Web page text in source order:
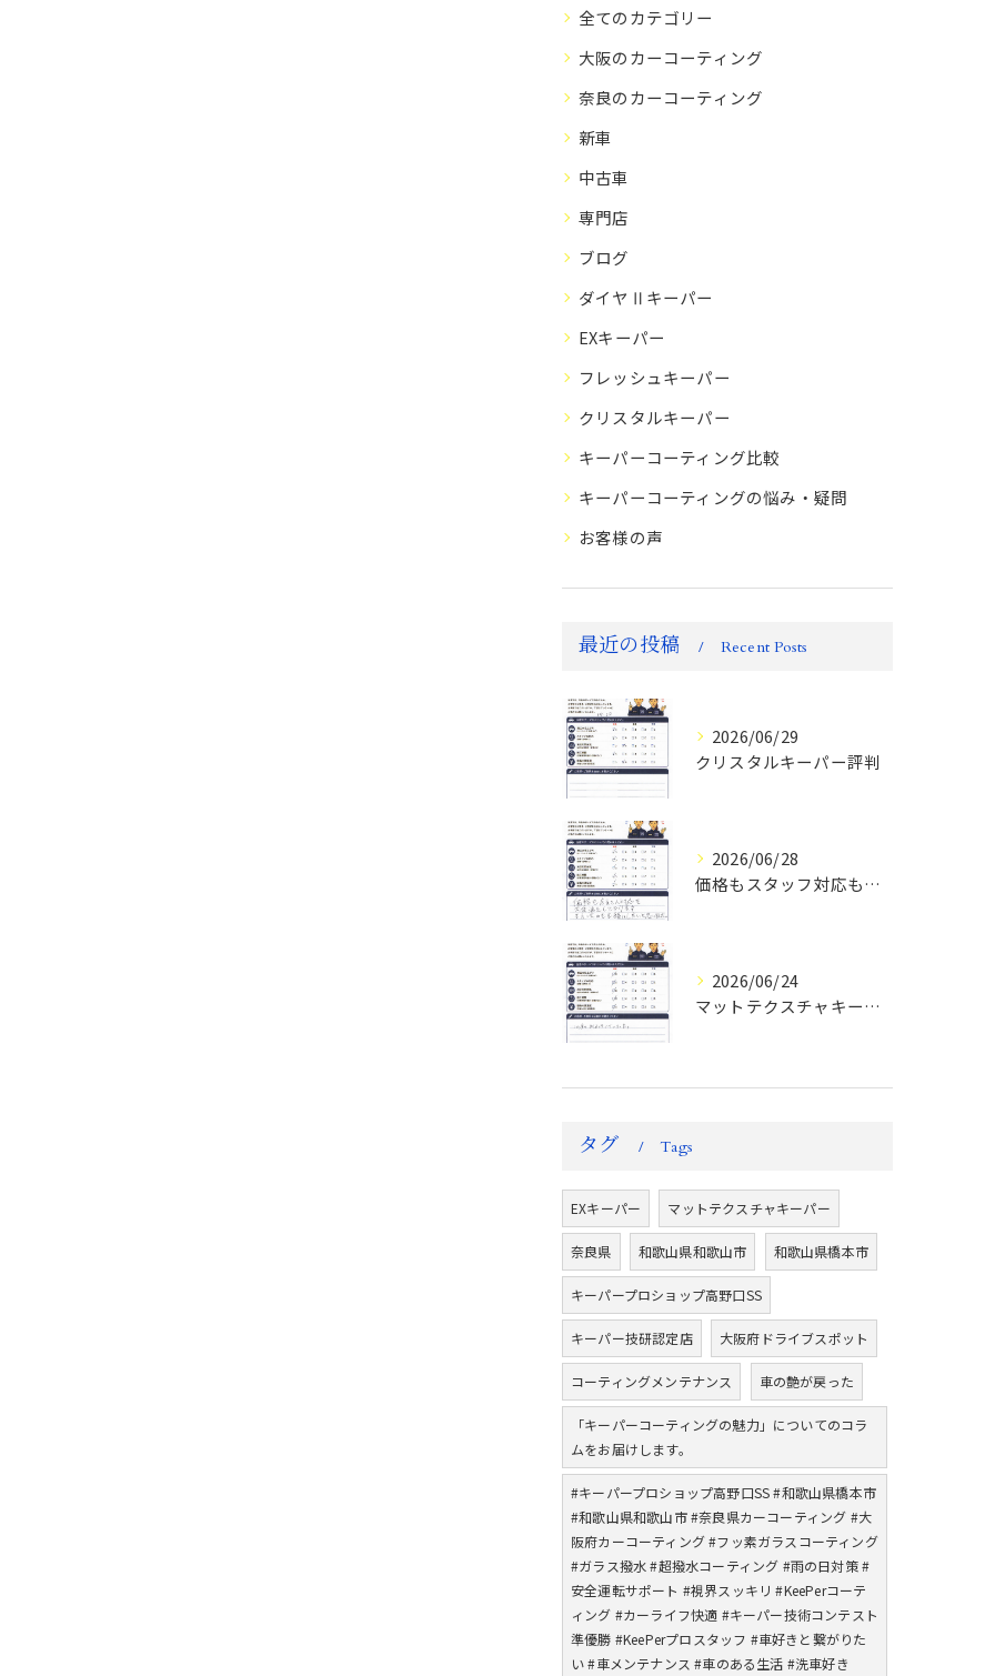
全てのカテゴリー
大阪のカーコーティング
奈良のカーコーティング
新車
中古車
専門店
ブログ
ダイヤⅡキーパー
EXキーパー
フレッシュキーパー
クリスタルキーパー
キーパーコーティング比較
キーパーコーティングの悩み・疑問
お客様の声
最近の投稿 Recent Posts
2026/06/29
クリスタルキーパー評判
2026/06/28
価格もスタッフ対応も大変満足！ランドクルーザーFJお客様の声
2026/06/24
マットテクスチャキーパー施工後のお客様の声
タグ Tags
EXキーパー マットテクスチャキーパー
奈良県 和歌山県和歌山市 和歌山県橋本市
キーパープロショップ高野口SS
キーパー技研認定店 大阪府ドライブスポット
コーティングメンテナンス 車の艶が戻った
「キーパーコーティングの魅力」についてのコラ
ムをお届けします。
#キーパープロショップ高野口SS #和歌山県橋本市
#和歌山県和歌山市 #奈良県カーコーティング #大
阪府カーコーティング #フッ素ガラスコーティング
#ガラス撥水 #超撥水コーティング #雨の日対策 #
安全運転サポート #視界スッキリ #KeePerコーテ
ィング #カーライフ快適 #キーパー技術コンテスト
準優勝 #KeePerプロスタッフ #車好きと繋がりた
い #車メンテナンス #車のある生活 #洗車好き